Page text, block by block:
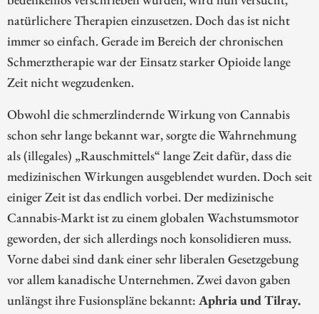
natürlichere Therapien einzusetzen. Doch das ist nicht
immer so einfach. Gerade im Bereich der chronischen
Schmerztherapie war der Einsatz starker Opioide lange
Zeit nicht wegzudenken.
Obwohl die schmerzlindernde Wirkung von Cannabis
schon sehr lange bekannt war, sorgte die Wahrnehmung
als (illegales) „Rauschmittels“ lange Zeit dafür, dass die
medizinischen Wirkungen ausgeblendet wurden. Doch seit
einiger Zeit ist das endlich vorbei. Der medizinische
Cannabis-Markt ist zu einem globalen Wachstumsmotor
geworden, der sich allerdings noch konsolidieren muss.
Vorne dabei sind dank einer sehr liberalen Gesetzgebung
vor allem kanadische Unternehmen. Zwei davon gaben
unlängst ihre Fusionspläne bekannt: Aphria und Tilray.